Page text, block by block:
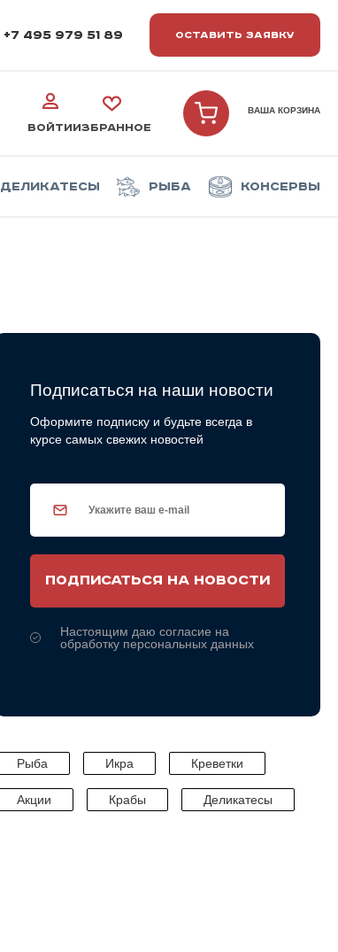
+7 495 979 51 89 ОСТАВИТЬ ЗАЯВКУ
ВОЙТИИЗБРАННОЕ
ВАША КОРЗИНА
Деликатесы Рыба Консервы
Подписаться на наши новости
Оформите подписку и будьте всегда в
курсе самых свежих новостей
ПОДПИСАТЬСЯ НА НОВОСТИ
Настоящим даю согласие на
обработку персональных данных
Рыба Икра Креветки
Акции Крабы Деликатесы